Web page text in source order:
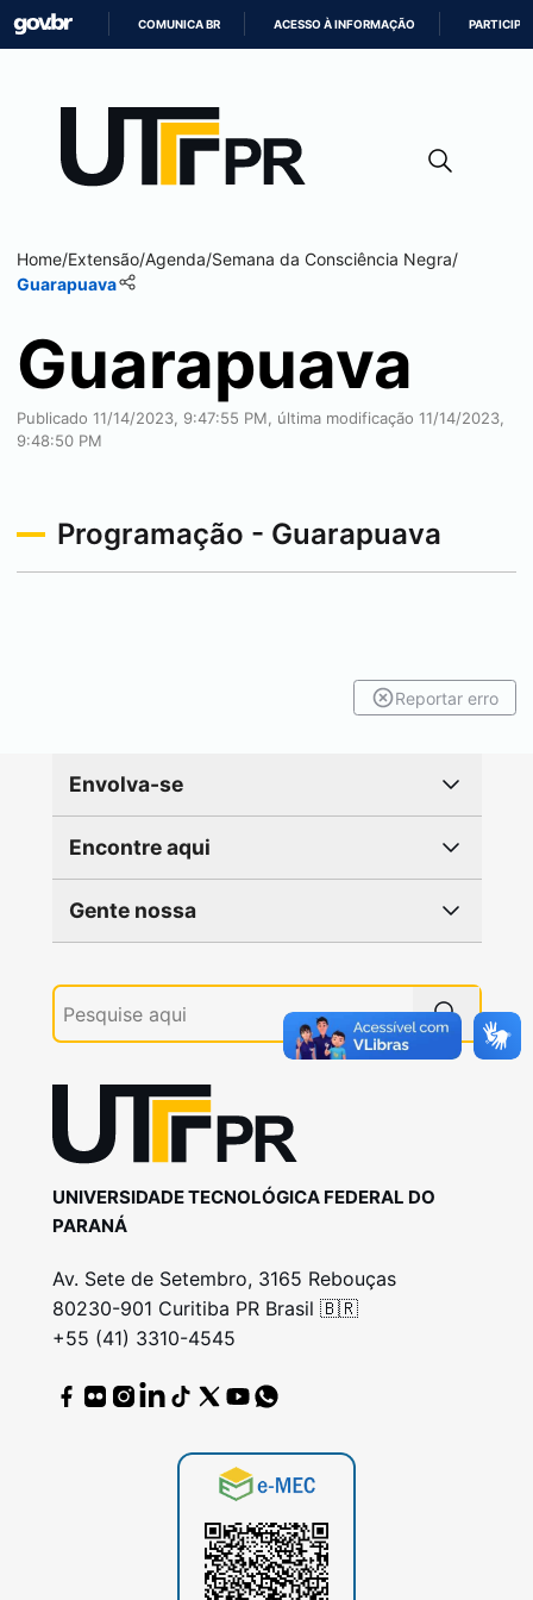
CONTEÚDO
COMUNICA BR ACESSO À INFORMAÇÃO PARTICIPE
Home/Extensão/Agenda/Semana da Consciência Negra/
Guarapuava
Guarapuava
Publicado 11/14/2023, 9:47:55 PM, última modificação 11/14/2023,
9:48:50 PM
Programação - Guarapuava
Reportar erro
Envolva-se
Encontre aqui
Gente nossa
UNIVERSIDADE TECNOLÓGICA FEDERAL DO
PARANÁ
Av. Sete de Setembro, 3165 Rebouças
80230-901 Curitiba PR Brasil 🇧🇷
+55 (41) 3310-4545